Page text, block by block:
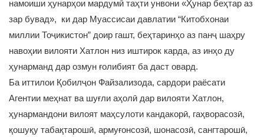
намоиши ҳунарҳои мардумӣ таҳти унвони «Ҳунар беҳтар аз
зар бувад», ки дар Муассисаи давлатии “Китобхонаи
миллии Тоҷикистон” доир гашт, беҳтаринҳо аз панҷ шаҳру
навоҳии вилояти Хатлон низ иштирок карда, аз инҳо ду
ҳунарманд дар озмун ғолибият ба даст овард.
Ба иттилои Қобилҷон Файзализода, сардори раёсати
Агентии меҳнат ва шуғли аҳолӣ дар вилояти Хатлон,
ҳунармандони вилоят маҳсулоти кандакорӣ, гаҳворасозӣ,
қошуқу табақтарошӣ, армуғонсозӣ, шонасозӣ, сангтарошӣ,